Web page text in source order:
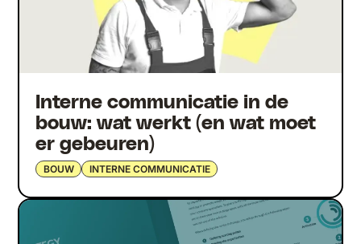
Interne communicatie in de
bouw: wat werkt (en wat moet
er gebeuren)
BOUW INTERNE COMMUNICATIE